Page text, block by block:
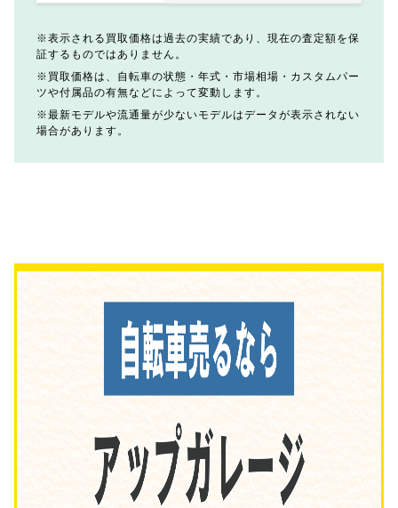
表示される買取価格は過去の実績であり、現在の査定額を保
証するものではありません。
買取価格は、自転車の状態・年式・市場相場・カスタムパー
ツや付属品の有無などによって変動します。
最新モデルや流通量が少ないモデルはデータが表示されない
場合があります。